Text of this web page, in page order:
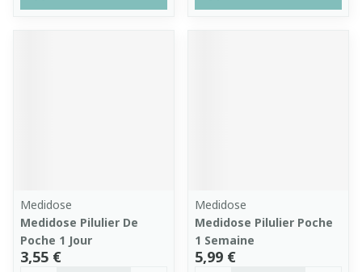
Medidose
Medidose Pilulier De
Poche 1 Jour
3,55 €
Medidose
Medidose Pilulier Poche
1 Semaine
5,99 €